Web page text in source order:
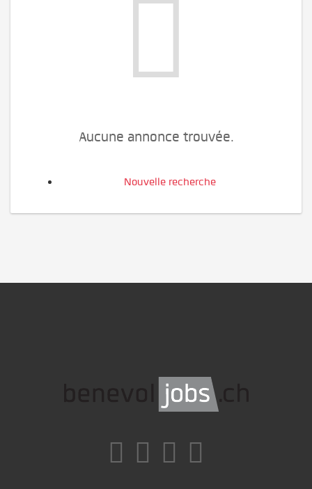
Aucune annonce trouvée.
Nouvelle recherche